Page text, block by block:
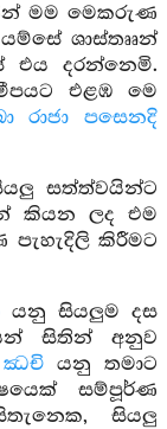
මම මෙකරුණ
ශාස්තෲන්
එය දරන්නෙමි.
එළඹ මෙ
රාජා පසෙනදි
සත්ත්වයින්ට
කියන ලද එම
කිරීමට
යනු සියලුම දස
සිතින් අනුව
ඣචි යනු තමාට
සම්පූර්ණ
සියලු